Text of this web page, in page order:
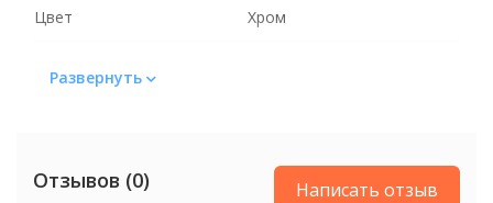
Цвет Хром
ВесРазвернуть
Отзывов (0) Написать отзыв